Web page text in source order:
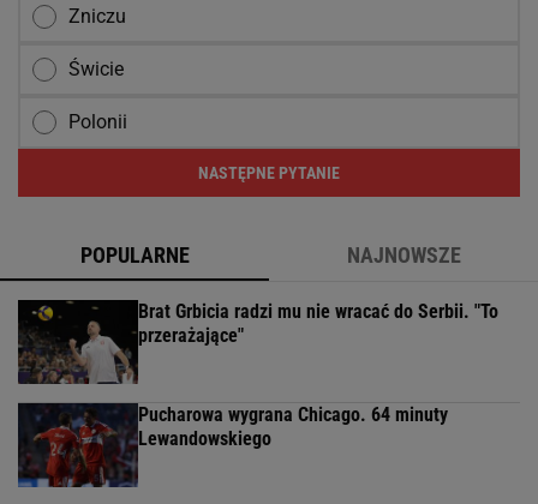
Zniczu
Świcie
Polonii
NASTĘPNE PYTANIE
POPULARNE NAJNOWSZE
Brat Grbicia radzi mu nie wracać do Serbii. "To
przerażające"
Pucharowa wygrana Chicago. 64 minuty
Lewandowskiego